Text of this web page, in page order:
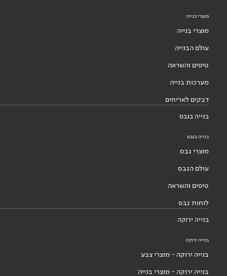
מוצרי בנייה
מוצרי בנייה
עולם הבנייה
טיפים והשראה
מערכות בנייה
דבקים לאריחים
בנייה בגבס
בנייה בגבס
מוצרי גבס
עולם הגבס
טיפים והשראה
לוחות גבס
בנייה ירוקה
בנייה ירוקה
בנייה ירוקה - מוצרי צבע
בנייה ירוקה - מוצרי בנייה